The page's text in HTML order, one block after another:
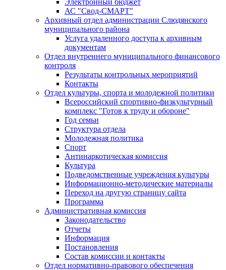
Электронный бюджет
АС "Свод-СМАРТ"
Архивный отдел администрации Слюдянского
муниципального района
Услуга удаленного доступа к архивным
документам
Отдел внутреннего муниципального финансового
контроля
Результаты контрольных мероприятий
Контакты
Отдел культуры, спорта и молодежной политики
Всероссийский спортивно-физкультурный
комплекс "Готов к труду и обороне"
Год семьи
Структура отдела
Молодежная политика
Спорт
Антинаркотическая комиссия
Культура
Подведомственные учреждения культуры
Информационно-методические материалы
Переход на другую страницу сайта
Программа
Административная комиссия
Законодательство
Отчеты
Информация
Постановления
Состав комиссии и контакты
Отдел нормативно-правового обеспечения